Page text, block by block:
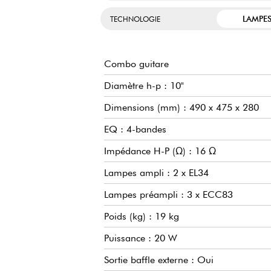
TECHNOLOGIE
Combo guitare
Diamètre h-p : 10"
Dimensions (mm) : 490 x 475 x 280
EQ : 4-bandes
Impédance H-P (Ω) : 16 Ω
Lampes ampli : 2 x EL34
Lampes préampli : 3 x ECC83
Poids (kg) : 19 kg
Puissance : 20 W
Sortie baffle externe : Oui